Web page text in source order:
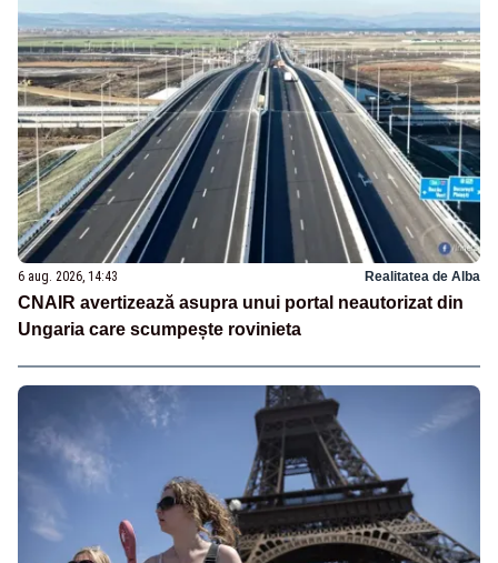
6 aug. 2026, 14:43 Realitatea de Alba
CNAIR avertizează asupra unui portal neautorizat din
Ungaria care scumpește rovinieta